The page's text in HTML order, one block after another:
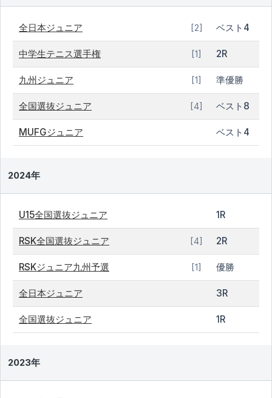
全日本ジュニア [2] ベスト4
中学生テニス選手権 [1] 2R
九州ジュニア [1] 準優勝
全国選抜ジュニア [4] ベスト8
MUFGジュニア ベスト4
2024年
U15全国選抜ジュニア 1R
RSK全国選抜ジュニア [4] 2R
RSKジュニア九州予選 [1] 優勝
全日本ジュニア 3R
全国選抜ジュニア 1R
2023年